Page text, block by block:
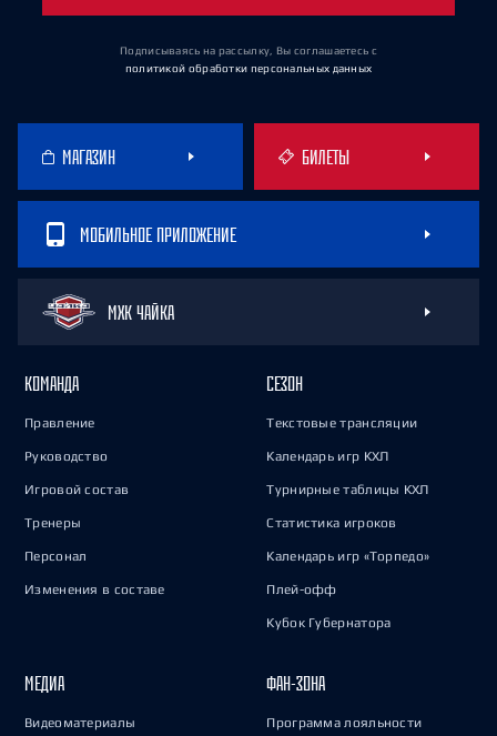
Подписываясь на рассылку, Вы соглашаетесь с
политикой обработки персональных данных
МАГАЗИН БИЛЕТЫ
МОБИЛЬНОЕ ПРИЛОЖЕНИЕ
МХК ЧАЙКА
КОМАНДА
Правление
Руководство
Игровой состав
Тренеры
Персонал
Изменения в составе
СЕЗОН
Текстовые трансляции
Календарь игр КХЛ
Турнирные таблицы КХЛ
Статистика игроков
Календарь игр «Торпедо»
Плей-офф
Кубок Губернатора
МЕДИА
Видеоматериалы
ФАН-ЗОНА
Программа лояльности